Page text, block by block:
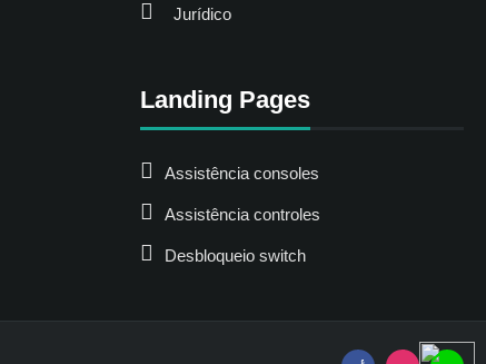
Jurídico
Landing Pages
Assistência consoles
Assistência controles
Desbloqueio switch